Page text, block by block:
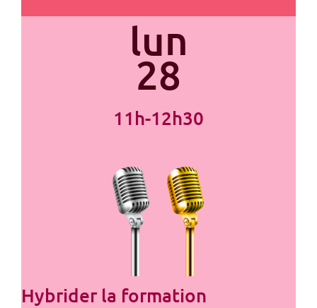
lun
28
11h-12h30
Hybrider la formation